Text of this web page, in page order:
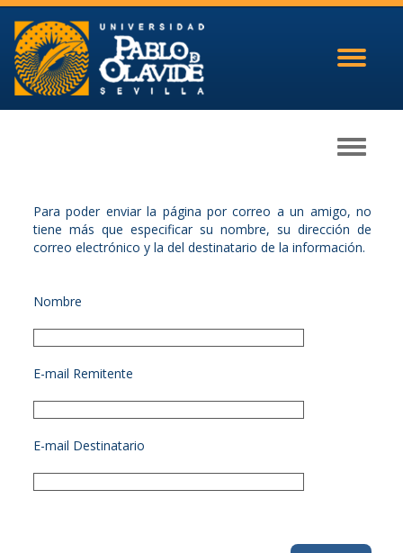
Toggle
Toggle
Para poder enviar la página por correo a un amigo, no
tiene más que especificar su nombre, su dirección de
correo electrónico y la del destinatario de la información.
Nombre
E-mail Remitente
E-mail Destinatario